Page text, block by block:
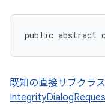
public abstract
既知の直接サブクラス